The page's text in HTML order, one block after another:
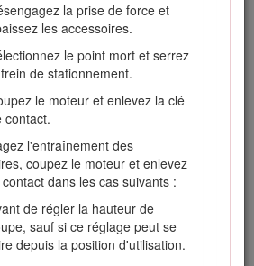
la prise de force et
les accessoires.
le point mort et serrez
de stationnement.
le moteur et enlevez la clé
contact.
l'entraînement des
coupez le moteur et enlevez
dans les cas suivants :
de régler la hauteur de
sauf si ce réglage peut se
depuis la position d'utilisation.
l'utilisateur, les contacteurs de
les capots de protection sont en
correctement. N'utilisez
s'ils ne fonctionnent pas
tourner le moteur dans un
où le monoxyde de carbone et
d'échappement dangereux
s'accumuler.